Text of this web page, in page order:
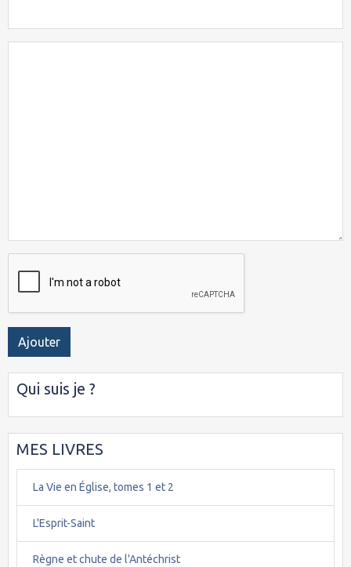
Ajouter
Qui suis je ?
MES LIVRES
La Vie en Église, tomes 1 et 2
L'Esprit-Saint
Règne et chute de l'Antéchrist